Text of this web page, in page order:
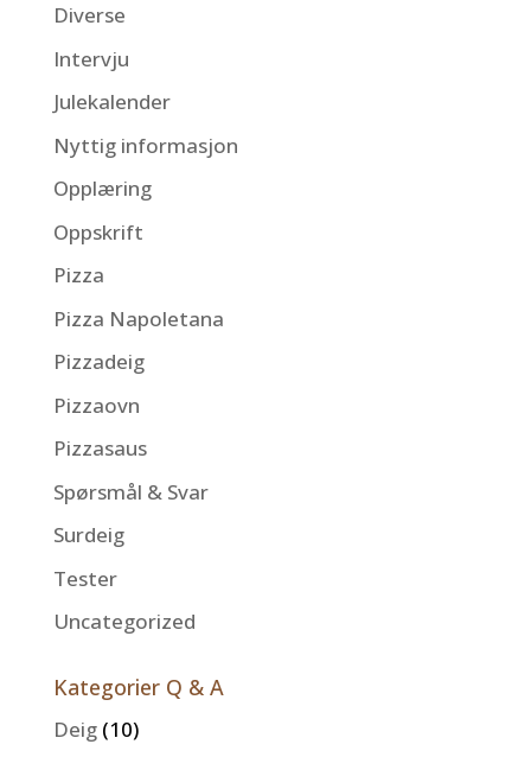
Diverse
Intervju
Julekalender
Nyttig informasjon
Opplæring
Oppskrift
Pizza
Pizza Napoletana
Pizzadeig
Pizzaovn
Pizzasaus
Spørsmål & Svar
Surdeig
Tester
Uncategorized
Kategorier Q & A
Deig (10)